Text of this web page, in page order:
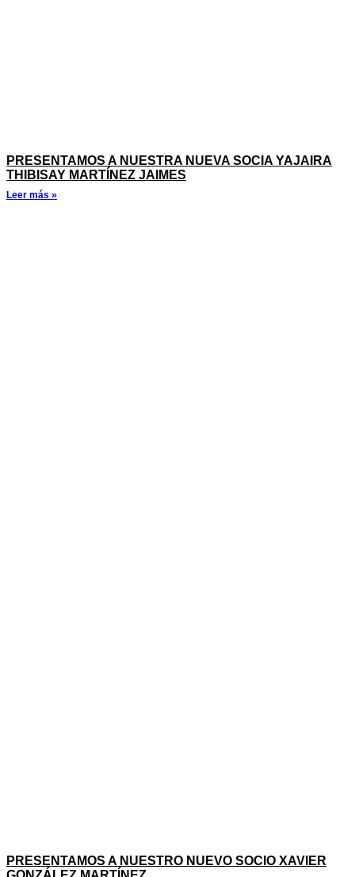
PRESENTAMOS A NUESTRA NUEVA SOCIA YAJAIRA
THIBISAY MARTÍNEZ JAIMES
Leer más »
PRESENTAMOS A NUESTRO NUEVO SOCIO XAVIER